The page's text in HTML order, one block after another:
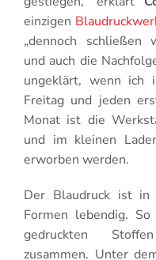
einzigen
„dennoch schließen
und auch die
ungeklärt, wenn ich
Freitag und jeden
Monat ist die
und im kleinen
erworben werden.
Der Blaudruck ist in
Formen lebendig.
gedruckten
zusammen. Unter